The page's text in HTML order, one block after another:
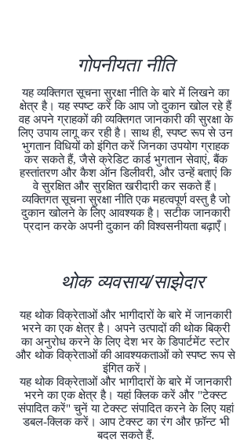
गोपनीयता नीति
यह व्यक्तिगत सूचना सुरक्षा नीति के बारे में लिखने का
क्षेत्र है। यह स्पष्ट करें कि आप जो दुकान खोल रहे हैं
वह अपने ग्राहकों की व्यक्तिगत जानकारी की सुरक्षा के
लिए उपाय लागू कर रही है। साथ ही, स्पष्ट रूप से उन
भुगतान विधियों को इंगित करें जिनका उपयोग ग्राहक
कर सकते हैं, जैसे क्रेडिट कार्ड भुगतान सेवाएं, बैंक
हस्तांतरण और कैश ऑन डिलीवरी, और उन्हें बताएं कि
वे सुरक्षित और सुरक्षित खरीदारी कर सकते हैं।
व्यक्तिगत सूचना सुरक्षा नीति एक महत्वपूर्ण वस्तु है जो
दुकान खोलने के लिए आवश्यक है। सटीक जानकारी
प्रदान करके अपनी दुकान की विश्वसनीयता बढ़ाएँ।
थोक व्यवसाय/साझेदार
यह थोक विक्रेताओं और भागीदारों के बारे में जानकारी
भरने का एक क्षेत्र है। अपने उत्पादों की थोक बिक्री
का अनुरोध करने के लिए देश भर के डिपार्टमेंट स्टोर
और थोक विक्रेताओं की आवश्यकताओं को स्पष्ट रूप से
इंगित करें।
यह थोक विक्रेताओं और भागीदारों के बारे में जानकारी
भरने का एक क्षेत्र है। यहां क्लिक करें और "टेक्स्ट
संपादित करें" चुनें या टेक्स्ट संपादित करने के लिए यहां
डबल-क्लिक करें। आप टेक्स्ट का रंग और फ़ॉन्ट भी
बदल सकते हैं.